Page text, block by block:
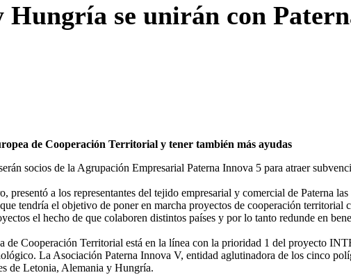
se unirán con
de Cooperación Territorial y tener también más ayudas
socios de la Agrupación Empresarial Paterna Innova 5 para atraer
a los representantes del tejido empresarial y comercial de Paterna
tendría el objetivo de poner en marcha proyectos de cooperación territorial
el hecho de que colaboren distintos países y por lo tanto redunde en
de Cooperación Territorial está en la línea con la prioridad 1 del proyecto
La Asociación Paterna Innova V, entidad aglutinadora de los cinco
de Letonia, Alemania y Hungría.